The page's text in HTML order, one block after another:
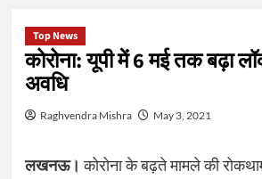
Top News
कोरोना: यूपी में 6 मई तक बढ़ा
अवधि
Raghvendra Mishra May 3, 2021
लखनऊ। कोरोना के बढ़ते मामले की